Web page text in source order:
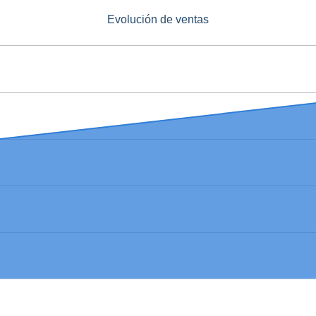
Evolución de ventas